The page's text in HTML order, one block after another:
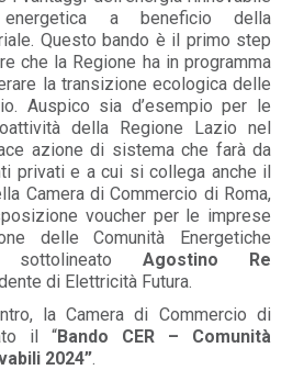
a beneficio della
Questo bando è il primo step
che la Regione ha in programma
la transizione ecologica delle
Auspico sia d’esempio per le
della Regione Lazio nel
azione di sistema che farà da
privati e a cui si collega anche il
Camera di Commercio di Roma,
voucher per le imprese
delle Comunità Energetiche
Agostino Re
di Elettricità Futura.
la Camera di Commercio di
il “Bando CER – Comunità
2024”.